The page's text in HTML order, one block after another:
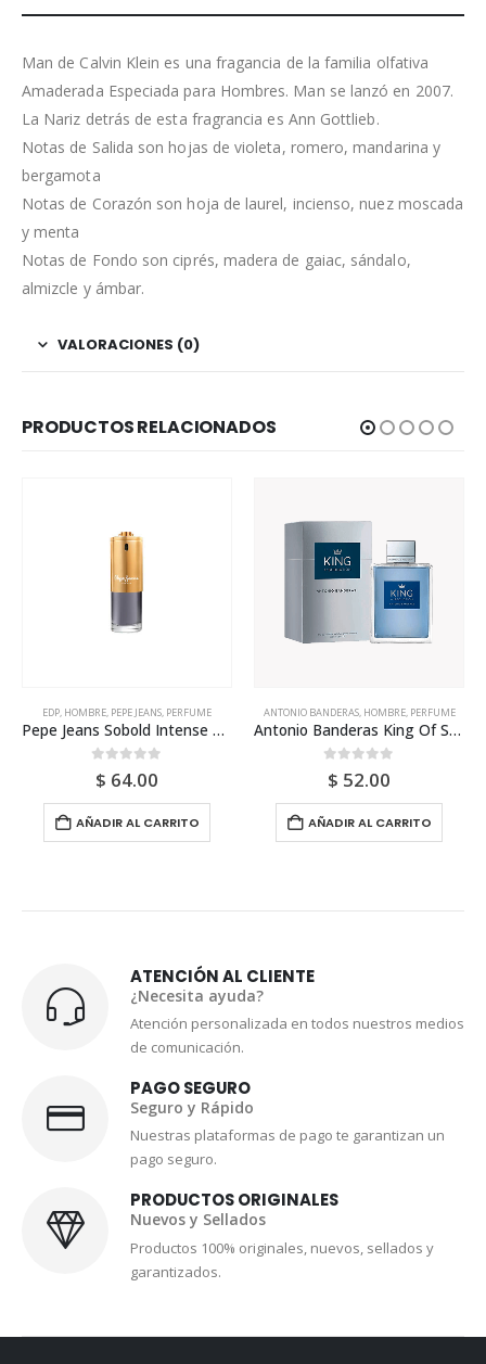
Man de Calvin Klein es una fragancia de la familia olfativa
Amaderada Especiada para Hombres. Man se lanzó en 2007.
La Nariz detrás de esta fragrancia es Ann Gottlieb.
Notas de Salida son hojas de violeta, romero, mandarina y
bergamota
Notas de Corazón son hoja de laurel, incienso, nuez moscada
y menta
Notas de Fondo son ciprés, madera de gaiac, sándalo,
almizcle y ámbar.
VALORACIONES (0)
PRODUCTOS RELACIONADOS
EDP HOMBRE PEPE JEANS PERFUME
Pepe Jeans Sobold Intense Edp 100ml Tester Para Hombre
0out of 5
$ 64.00
AÑADIR AL CARRITO
ANTONIO BANDERAS, HOMBRE, PERFUME
Antonio Banderas King Of Seduction Edt 200ml Para Hombre
0out of 5
$ 52.00
AÑADIR AL CARRITO
ATENCIÓN AL CLIENTE
¿Necesita ayuda?
Atención personalizada en todos nuestros medios
de comunicación.
PAGO SEGURO
Seguro y Rápido
Nuestras plataformas de pago te garantizan un
pago seguro.
PRODUCTOS ORIGINALES
Nuevos y Sellados
Productos 100% originales, nuevos, sellados y
garantizados.